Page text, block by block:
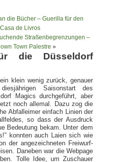
die Bücher – Guerilla für den
de Livros
Straßenbegrenzungen –
Town Palestre »
die Düsseldorf
klein wenig zurück, genauer
Saisonstart des
Magics durchgeführt, aber
noch allemal. Dazu zog die
Abfalleimer einfach Linien der
so dass der Ausdruck
Bedeutung bekam. Unter dem
konnten auch Laien sich wie
der angezeichneten Freiwurf-
Daneben war die Webpage
Tolle Idee, um Zuschauer